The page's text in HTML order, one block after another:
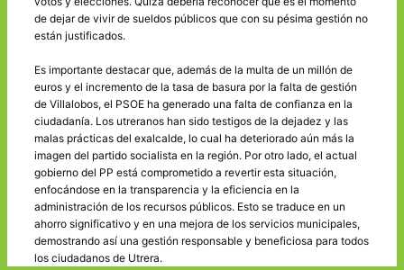
de dejar de vivir de sueldos públicos que con su pésima gestión no
están justificados.
Es importante destacar que, además de la multa de un millón de
euros y el incremento de la tasa de basura por la falta de gestión
de Villalobos, el PSOE ha generado una falta de confianza en la
ciudadanía. Los utreranos han sido testigos de la dejadez y las
malas prácticas del exalcalde, lo cual ha deteriorado aún más la
imagen del partido socialista en la región. Por otro lado, el actual
gobierno del PP está comprometido a revertir esta situación,
enfocándose en la transparencia y la eficiencia en la
administración de los recursos públicos. Esto se traduce en un
ahorro significativo y en una mejora de los servicios municipales,
demostrando así una gestión responsable y beneficiosa para todos
los ciudadanos de Utrera.